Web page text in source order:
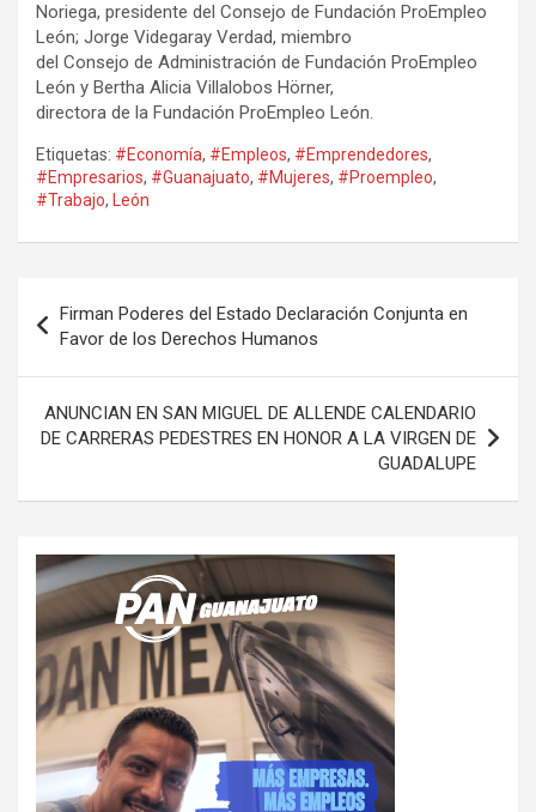
Noriega, presidente del Consejo de Fundación ProEmpleo
León; Jorge Videgaray Verdad, miembro
del Consejo de Administración de Fundación ProEmpleo
León y Bertha Alicia Villalobos Hörner,
directora de la Fundación ProEmpleo León.
Etiquetas: #Economía, #Empleos, #Emprendedores,
#Empresarios, #Guanajuato, #Mujeres, #Proempleo,
#Trabajo, León
de
entradas
Firman Poderes del Estado Declaración Conjunta en
Favor de los Derechos Humanos
ANUNCIAN EN SAN MIGUEL DE ALLENDE CALENDARIO
DE CARRERAS PEDESTRES EN HONOR A LA VIRGEN DE
GUADALUPE